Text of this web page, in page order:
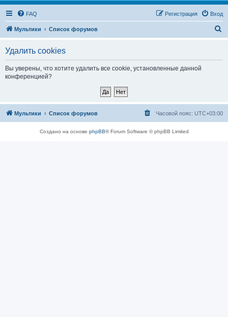
FAQ Вход
Регистрация
Мультики Список форумов
Удалить cookies
Вы уверены, что хотите удалить все cookie, установленные данной
конференцией?
Мультики Список форумов Часовой пояс: UTC+03:00
Создано на основе phpBB® Forum Software © phpBB Limited